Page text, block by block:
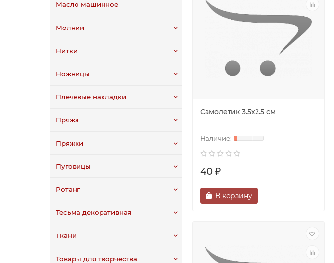
Масло машинное
Молнии
Нитки
Ножницы
Плечевые накладки
Пряжа
Пряжки
Пуговицы
Ротанг
Тесьма декоративная
Ткани
Товары для творчества
Самолетик 3.5х2.5 см
40 ₽
В корзину